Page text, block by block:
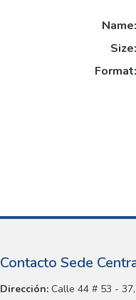
Name:
Size:
Format:
Contacto Sede
Dirección: Calle 44 # 53 -